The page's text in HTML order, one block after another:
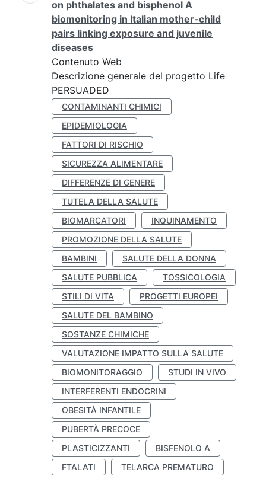
on phthalates and bisphenol A
biomonitoring in Italian mother-child
pairs linking exposure and juvenile
diseases
Contenuto Web
Descrizione generale del progetto Life
PERSUADED
CONTAMINANTI CHIMICI
EPIDEMIOLOGIA
FATTORI DI RISCHIO
SICUREZZA ALIMENTARE
DIFFERENZE DI GENERE
TUTELA DELLA SALUTE
BIOMARCATORI
INQUINAMENTO
PROMOZIONE DELLA SALUTE
BAMBINI
SALUTE DELLA DONNA
SALUTE PUBBLICA
TOSSICOLOGIA
STILI DI VITA
PROGETTI EUROPEI
SALUTE DEL BAMBINO
SOSTANZE CHIMICHE
VALUTAZIONE IMPATTO SULLA SALUTE
BIOMONITORAGGIO
STUDI IN VIVO
INTERFERENTI ENDOCRINI
OBESITÀ INFANTILE
PUBERTÀ PRECOCE
PLASTICIZZANTI
BISFENOLO A
FTALATI
TELARCA PREMATURO